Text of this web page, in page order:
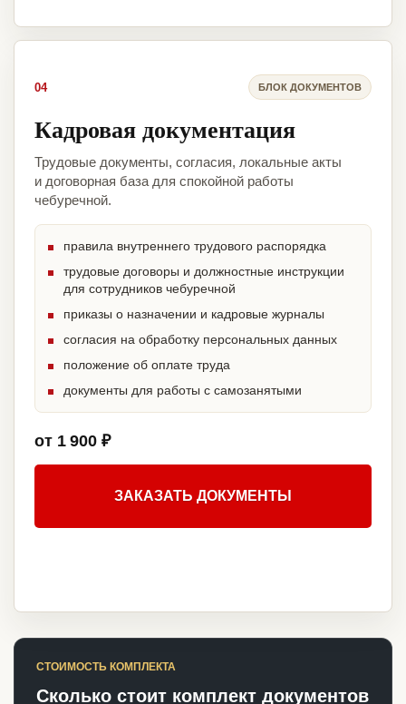
04 БЛОК ДОКУМЕНТОВ
Кадровая документация
Трудовые документы, согласия, локальные акты
и договорная база для спокойной работы
чебуречной.
правила внутреннего трудового распорядка
трудовые договоры и должностные инструкции
для сотрудников чебуречной
приказы о назначении и кадровые журналы
согласия на обработку персональных данных
положение об оплате труда
документы для работы с самозанятыми
от 1 900 ₽
ЗАКАЗАТЬ ДОКУМЕНТЫ
СТОИМОСТЬ КОМПЛЕКТА
Сколько стоит комплект документов